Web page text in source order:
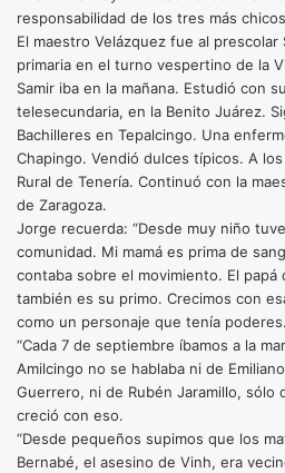
responsabilidad de los tres más
El maestro Velázquez fue al
primaria en el turno vespertino de la
Samir iba en la mañana. Estudió con
telesecundaria, en la Benito Juárez.
Bachilleres en Tepalcingo. Una
Chapingo. Vendió dulces típicos. A
Rural de Tenería. Continuó con la
de Zaragoza.
Jorge recuerda: “Desde muy niño
comunidad. Mi mamá es prima de
contaba sobre el movimiento. El papá
también es su primo. Crecimos con
como un personaje que tenía poderes.
“Cada 7 de septiembre íbamos a la
Amilcingo no se hablaba ni de
Guerrero, ni de Rubén Jaramillo, sólo
creció con eso.
“Desde pequeños supimos que los
Bernabé, el asesino de Vinh, era